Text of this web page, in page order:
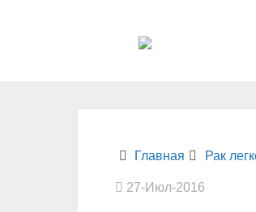
Главная Рак
27-Июл-2016